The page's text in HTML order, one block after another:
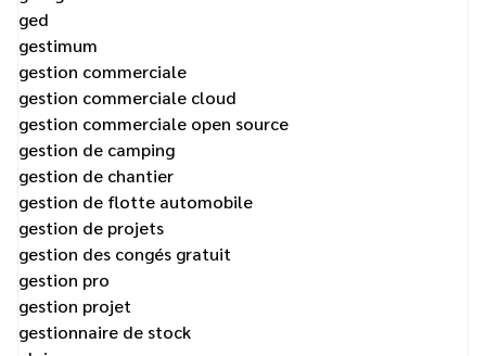
ged
gestimum
gestion commerciale
gestion commerciale cloud
gestion commerciale open source
gestion de camping
gestion de chantier
gestion de flotte automobile
gestion de projets
gestion des congés gratuit
gestion pro
gestion projet
gestionnaire de stock